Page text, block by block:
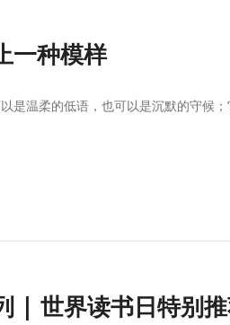
一种模样
是温柔的低语，也可以是沉默的守候
| 世界读书日特别